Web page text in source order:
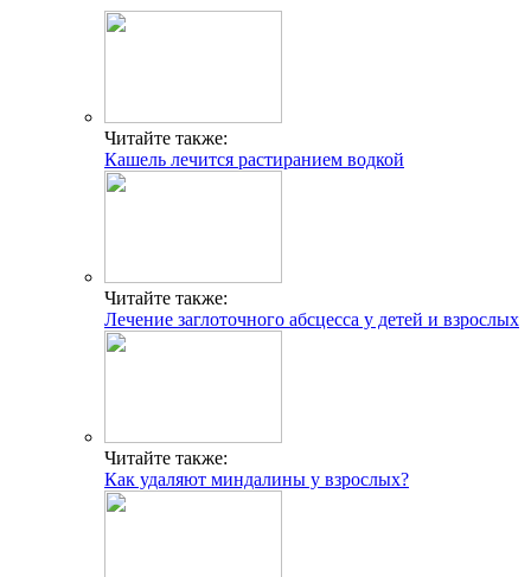
Читайте также:
Кашель лечится растиранием водкой
Читайте также:
Лечение заглоточного абсцесса у детей и взрослых
Читайте также:
Как удаляют миндалины у взрослых?